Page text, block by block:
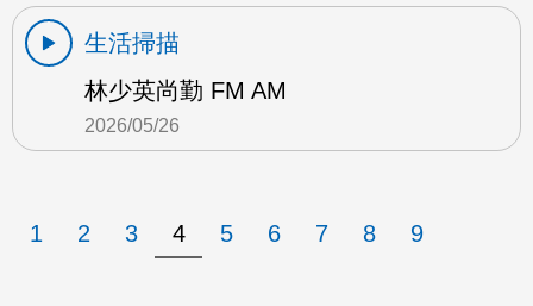
生活掃描
林少英尚勤 FM AM
2026/05/26
1 2 3 4 5 6 7 8 9